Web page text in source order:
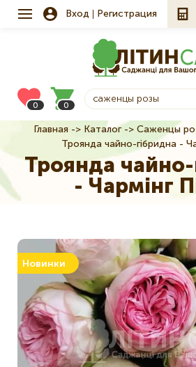
Вход Регистрация
0 0
Строка
навигации
Главная Каталог Саженцы
Троянда чайно-гібридна -
Троянда чайно-
- Чармінг
Новинки